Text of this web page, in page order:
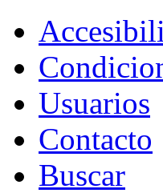
Usuarios
Contacto
Buscar